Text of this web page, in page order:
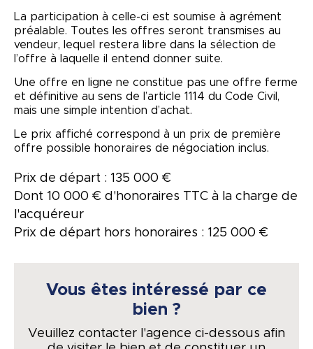
La participation à celle-ci est soumise à agrément
préalable. Toutes les offres seront transmises au
vendeur, lequel restera libre dans la sélection de
l’offre à laquelle il entend donner suite.
Une offre en ligne ne constitue pas une offre ferme
et définitive au sens de l’article 1114 du Code Civil,
mais une simple intention d’achat.
Le prix affiché correspond à un prix de première
offre possible honoraires de négociation inclus.
Prix de départ : 135 000 €
Dont 10 000 € d'honoraires TTC à la charge de
l'acquéreur
Prix de départ hors honoraires : 125 000 €
Vous êtes intéressé par ce
bien ?
Veuillez contacter l'agence ci-dessous afin